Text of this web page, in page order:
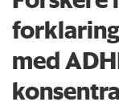
med